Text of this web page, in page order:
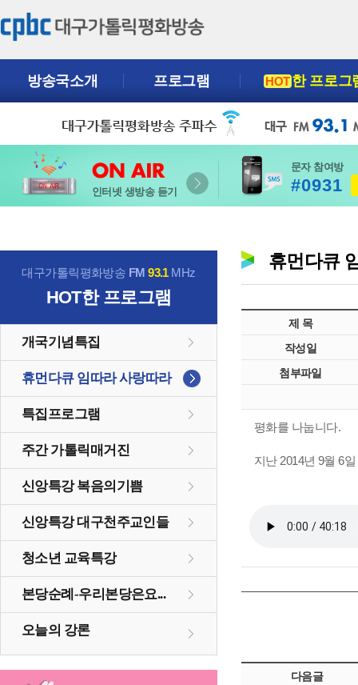
방송국소개 프로그램 HOT한 프로그
인터넷 생방송 듣기
문자 참여방
#0931
대구가톨릭평화방송 FM93.1MHz
HOT한 프로그램
개국기념특집
휴먼다큐 임따라 사랑따라
특집프로그램
주간 가톨릭매거진
신앙특강 복음의기쁨
신앙특강 대구천주교인들
청소년 교육특강
본당순례-우리본당은요...
오늘의 강론
휴먼다큐
제 목
작성일
첨부파일
평화를 나눕니다.
지난 2014년 9월 6
다음글